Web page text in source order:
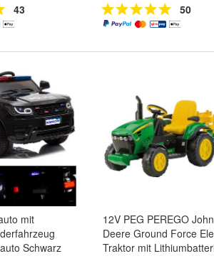
43 50
mit
Schwarz
12V PEG PEREGO John
Deere Ground Force
Traktor mit